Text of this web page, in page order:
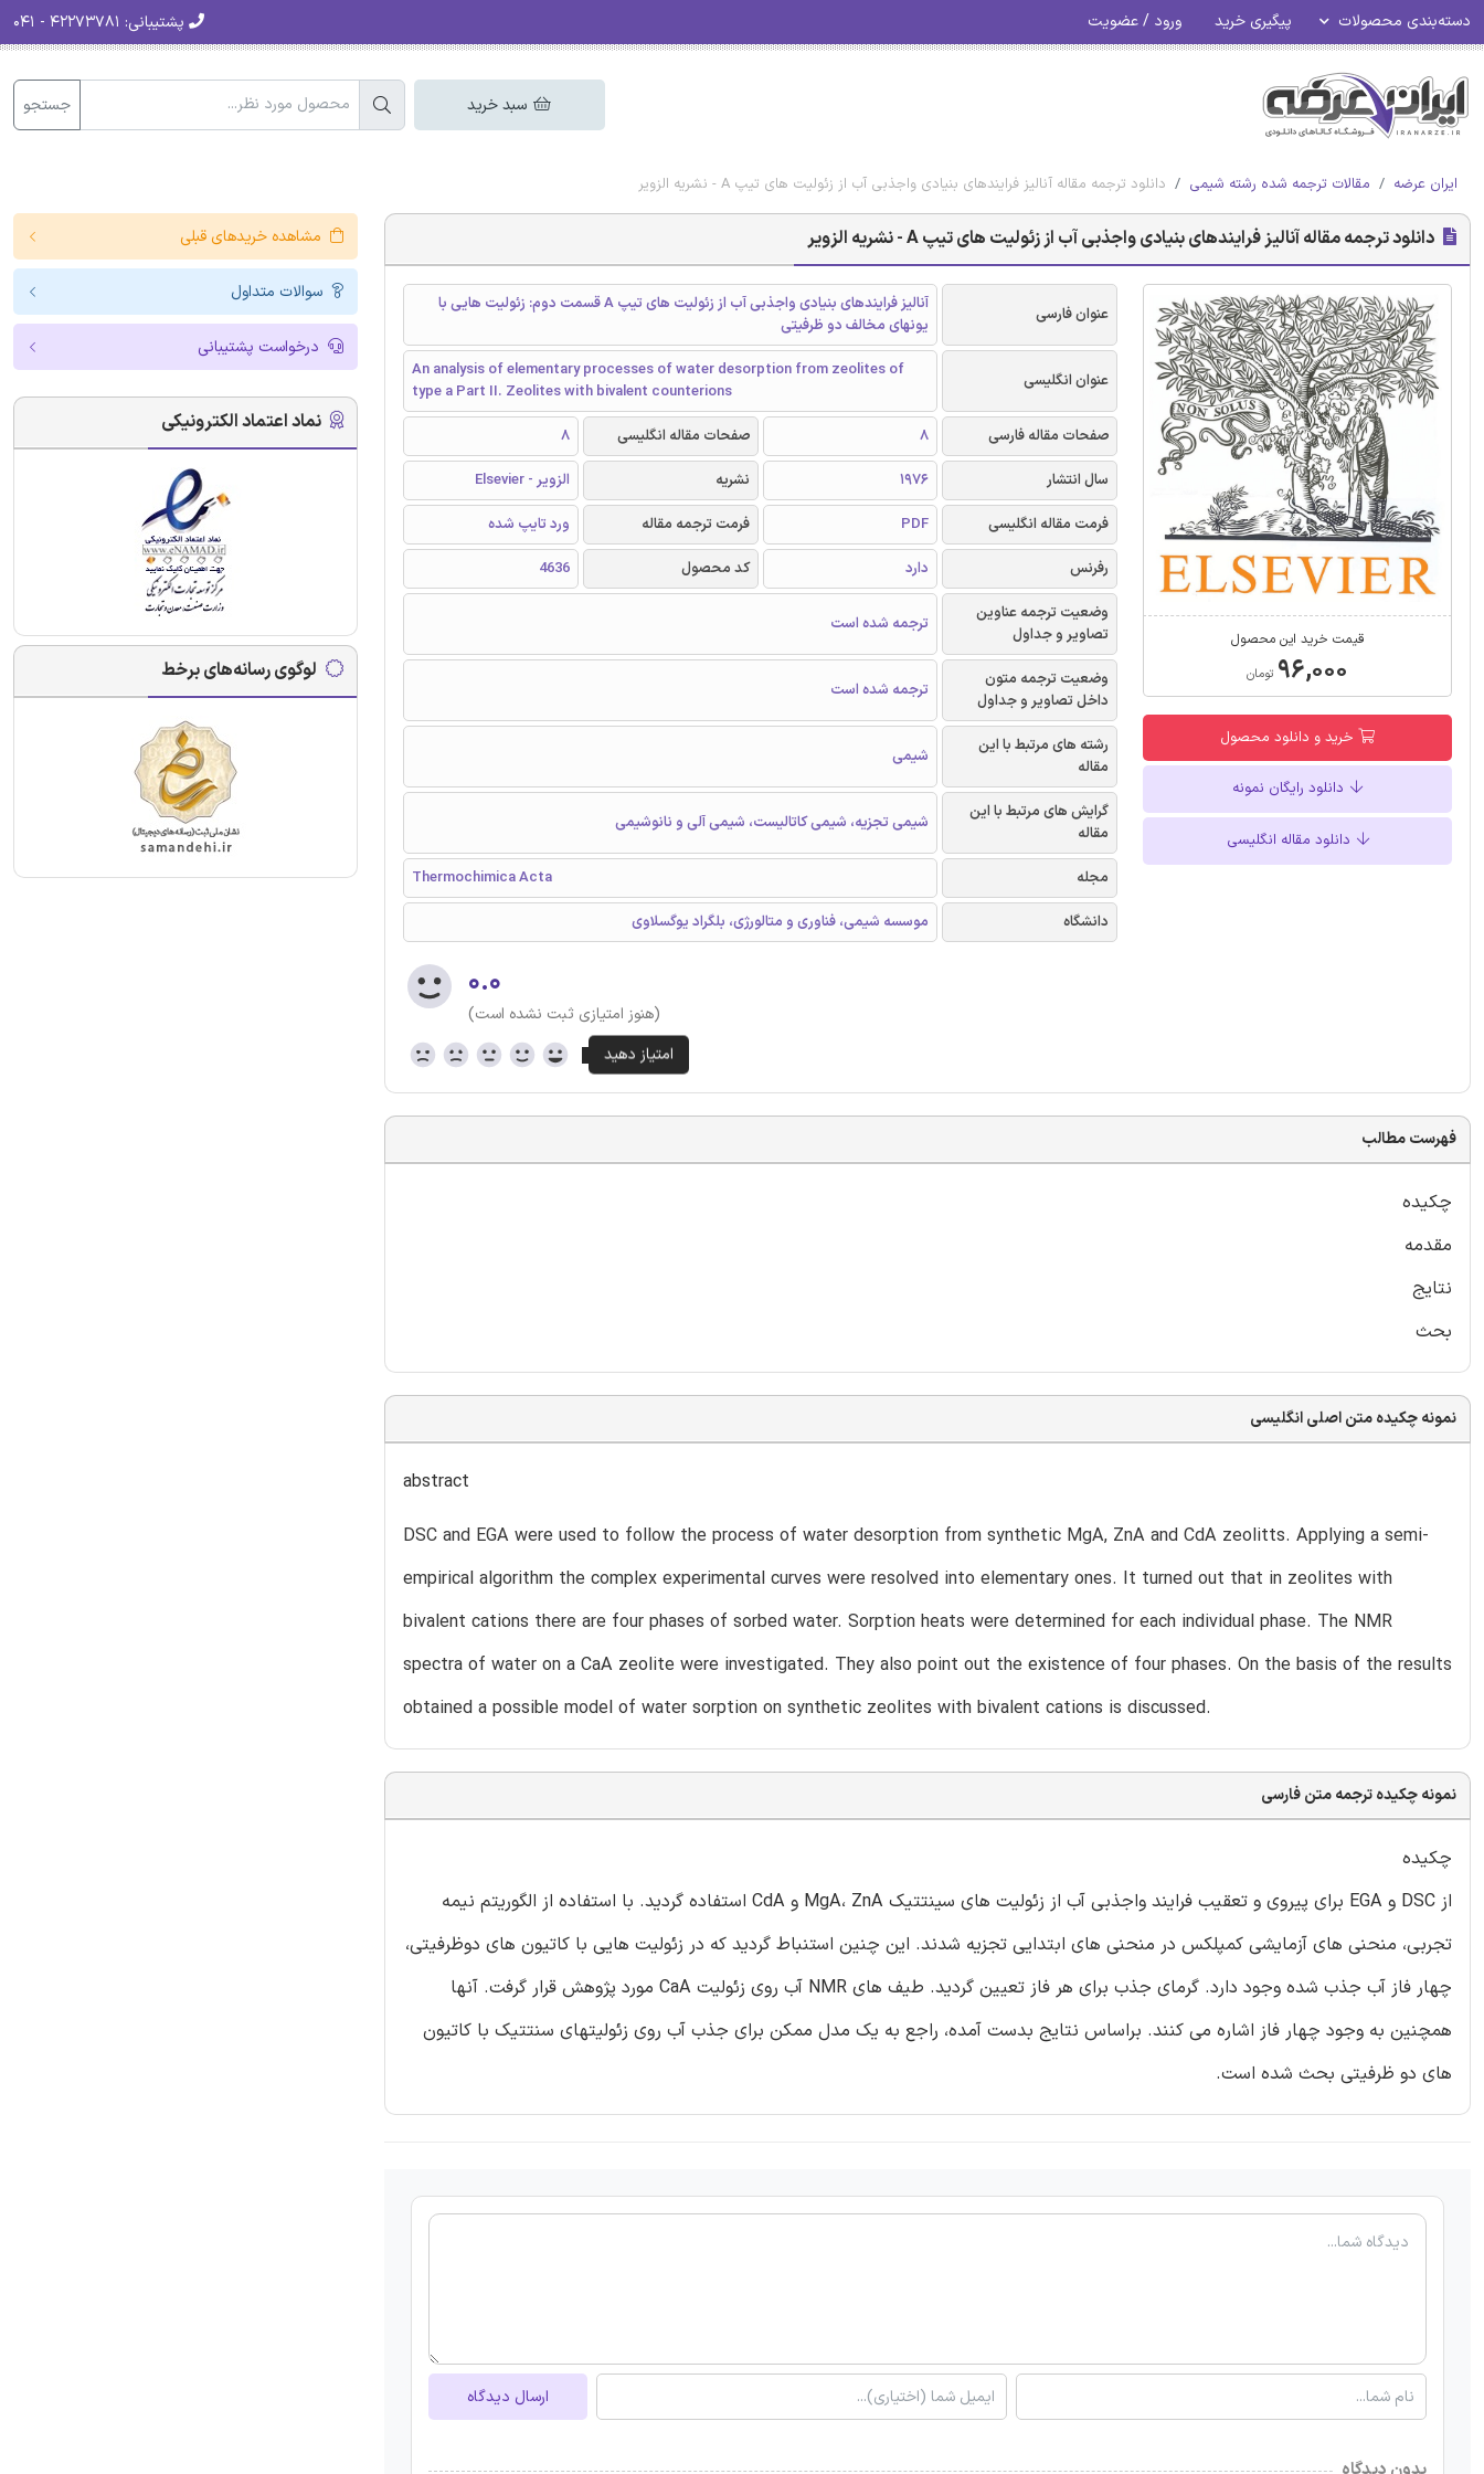
دسته‌بندی محصولات پیگیری خرید ورود / عضویت پشتیبانی:
سبد خرید جستجو
ایران عرضه مقالات ترجمه شده رشته شیمی دانلود ترجمه مقاله آنالیز فرایندهای بنیادی واجذبی آب از زئولیت های تیپ A - نشریه الزویر
دانلود ترجمه مقاله آنالیز فرایندهای بنیادی واجذبی آب از زئولیت های تیپ A - نشریه الزویر
قیمت خرید این محصول
۹۶,۰۰۰ تومان
خرید و دانلود محصول
دانلود رایگان نمونه
دانلود مقاله انگلیسی
عنوان فارسی
آنالیز فرایندهای بنیادی واجذبی آب از زئولیت های تیپ A قسمت دوم: زئولیت هایی با
یونهای مخالف دو ظرفیتی
عنوان انگلیسی
An analysis of elementary processes of water desorption from zeolites of
type a Part II. Zeolites with bivalent counterions
صفحات مقاله فارسی
8 صفحات مقاله انگلیسی
8
سال انتشار
1976 نشریه
الزویر - Elsevier
فرمت مقاله انگلیسی
PDF فرمت ترجمه مقاله
ورد تایپ شده
رفرنس
دارد کد محصول
4636
وضعیت ترجمه عناوین
تصاویر و جداول
ترجمه شده است
وضعیت ترجمه متون
داخل تصاویر و جداول
ترجمه شده است
رشته های مرتبط با این
مقاله
شیمی
گرایش های مرتبط با این
مقاله
شیمی تجزیه، شیمی کاتالیست، شیمی آلی و نانوشیمی
مجله
Thermochimica Acta
دانشگاه
موسسه شیمی، فناوری و متالورژی، بلگراد یوگسلاوی
۰.۰
(هنوز امتیازی ثبت نشده است)
فهرست مطالب
چکیده
مقدمه
نتایج
بحث
نمونه چکیده متن اصلی انگلیسی
abstract
DSC and EGA were used to follow the process of water desorption from synthetic MgA, ZnA and CdA zeolitts. Applying a semi-
empirical algorithm the complex experimental curves were resolved into elementary ones. It turned out that in zeolites with
bivalent cations there are four phases of sorbed water. Sorption heats were determined for each individual phase. The NMR
spectra of water on a CaA zeolite were investigated. They also point out the existence of four phases. On the basis of the results
obtained a possible model of water sorption on synthetic zeolites with bivalent cations is discussed.
نمونه چکیده ترجمه متن فارسی
چکیده
از DSC و EGA برای پیروی و تعقیب فرایند واجذبی آب از زئولیت های سینتتیک MgA، ZnA و CdA استفاده گردید. با استفاده از الگوریتم نیمه
تجربی، منحنی های آزمایشی کمپلکس در منحنی های ابتدایی تجزیه شدند. این چنین استنباط گردید که در زئولیت هایی با کاتیون های دوظرفیتی،
چهار فاز آب جذب شده وجود دارد. گرمای جذب برای هر فاز تعیین گردید. طیف های NMR آب روی زئولیت CaA مورد پژوهش قرار گرفت. آنها
همچنین به وجود چهار فاز اشاره می کنند. براساس نتایج بدست آمده، راجع به یک مدل ممکن برای جذب آب روی زئولیتهای سنتتیک با کاتیون
های دو ظرفیتی بحث شده است.
ارسال دیدگاه
مشاهده خریدهای قبلی
سوالات متداول
درخواست پشتیبانی
نماد اعتماد الکترونیکی
لوگوی رسانه‌های برخط